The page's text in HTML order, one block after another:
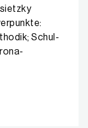
Schul-